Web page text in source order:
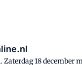
18 december